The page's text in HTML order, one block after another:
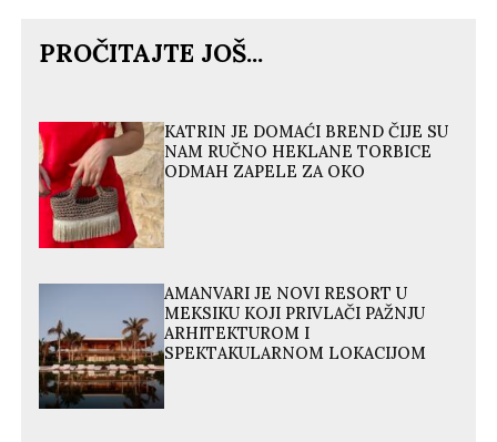
PROČITAJTE JOŠ...
KATRIN JE DOMAĆI BREND ČIJE SU
NAM RUČNO HEKLANE TORBICE
ODMAH ZAPELE ZA OKO
AMANVARI JE NOVI RESORT U
MEKSIKU KOJI PRIVLAČI PAŽNJU
ARHITEKTUROM I
SPEKTAKULARNOM LOKACIJOM